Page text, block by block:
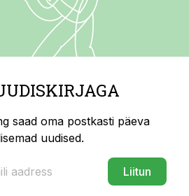
saad oma postkasti päeva
uudised.
Liitun